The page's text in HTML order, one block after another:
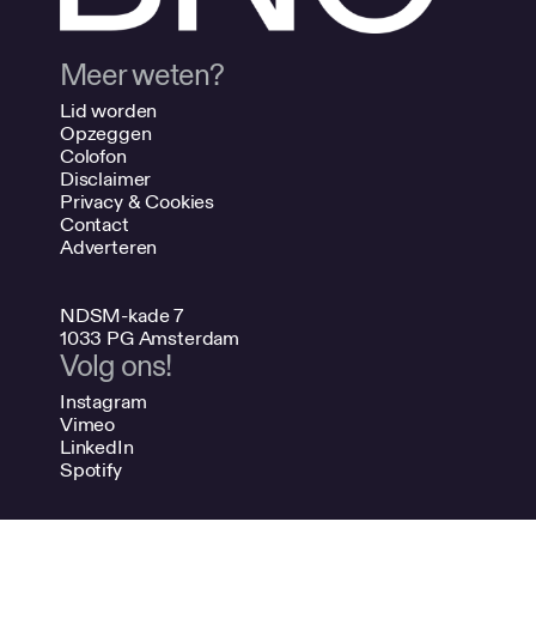
Meer weten?
Lid worden
Opzeggen
Colofon
Disclaimer
Privacy & Cookies
Contact
Adverteren
NDSM-kade 7
1033 PG Amsterdam
Volg ons!
Instagram
Vimeo
LinkedIn
Spotify